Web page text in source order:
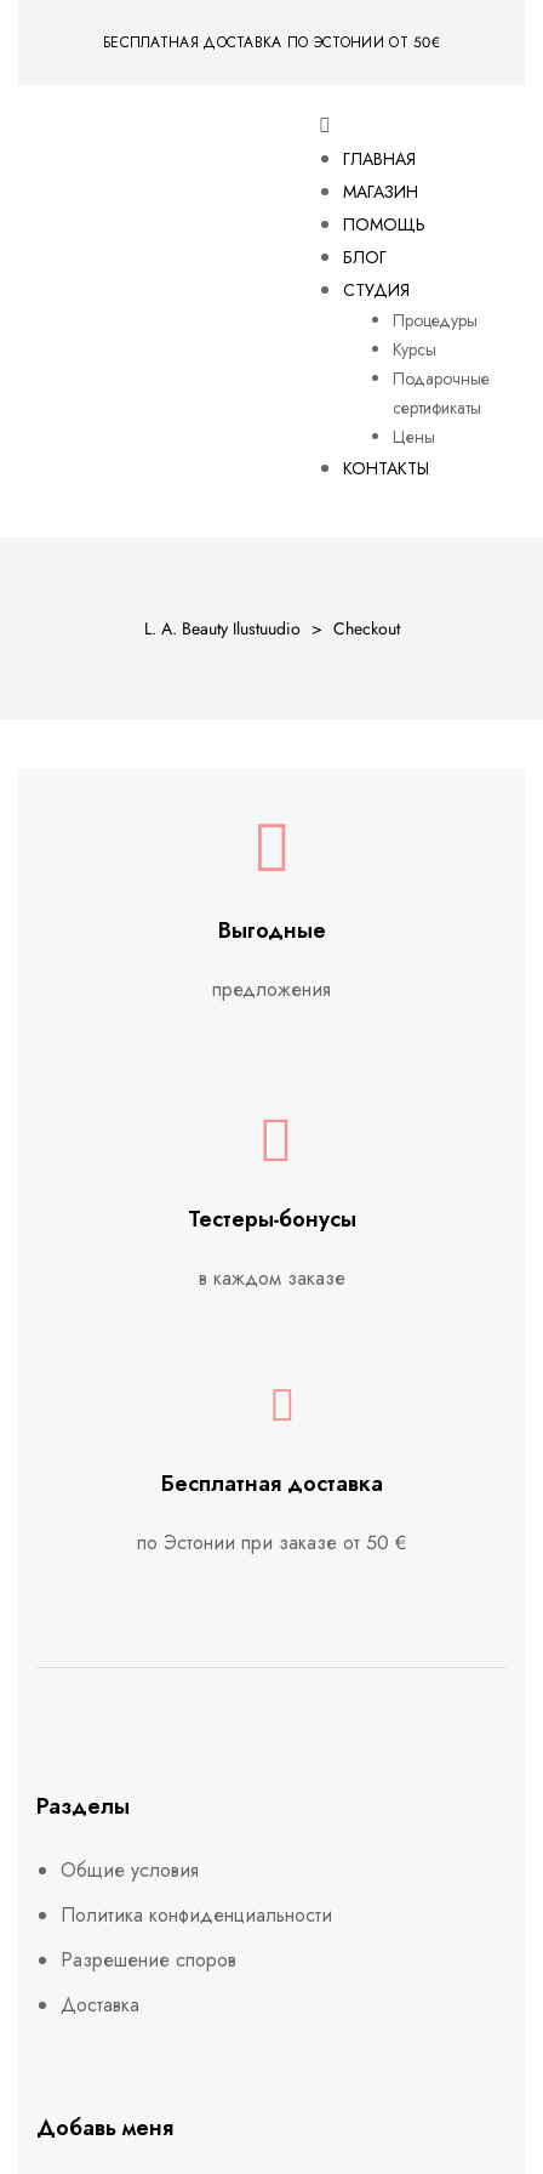
БЕСПЛАТНАЯ ДОСТАВКА ПО ЭСТОНИИ ОТ 50€
ГЛАВНАЯ
МАГАЗИН
ПОМОЩЬ
БЛОГ
СТУДИЯ
Процедуры
Курсы
Подарочные
сертификаты
Цены
КОНТАКТЫ
L. A. Beauty Ilustuudio > Checkout
Выгодные
предложения
Тестеры-бонусы
в каждом заказе
Бесплатная доставка
по Эстонии при заказе от 50 €
Разделы
Общие условия
Политика конфиденциальности
Разрешение споров
Доставка
Добавь меня